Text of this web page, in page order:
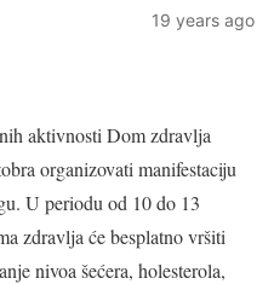
19 years ago
aktivnosti Dom zdravlja
organizovati manifestaciju
U periodu od 10 do 13
zdravlja će besplatno vršiti
nivoa šećera, holesterola,